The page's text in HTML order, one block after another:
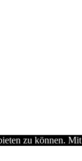
zu können.